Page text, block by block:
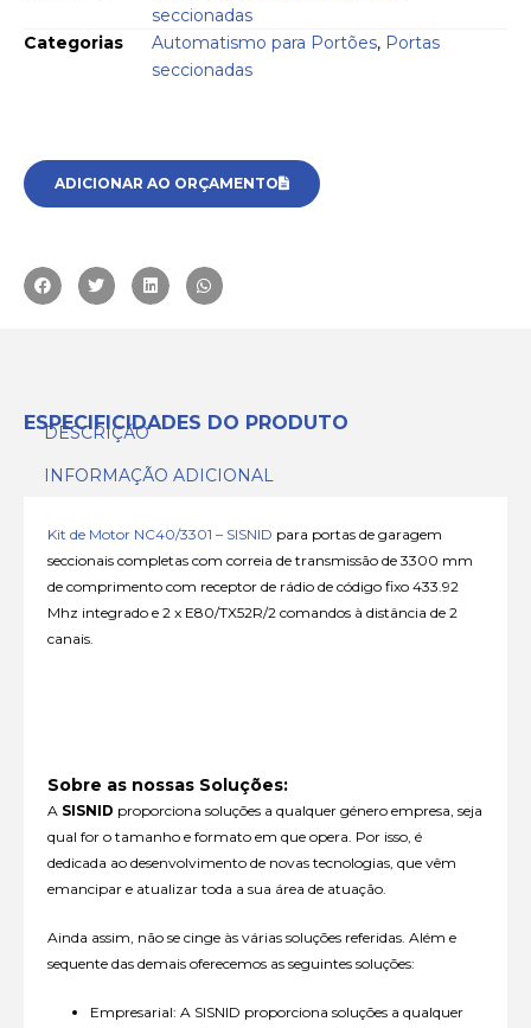
seccionadas
Categorias
Automatismo para Portões, Portas
seccionadas
ADICIONAR AO ORÇAMENTO
ESPECIFICIDADES DO PRODUTO
DESCRIÇÃO
INFORMAÇÃO ADICIONAL
Kit de Motor NC40/3301 – SISNID para portas de garagem
seccionais completas com correia de transmissão de 3300 mm
de comprimento com receptor de rádio de código fixo 433.92
Mhz integrado e 2 x E80/TX52R/2 comandos à distância de 2
canais.
Sobre as nossas Soluções:
A SISNID proporciona soluções a qualquer género empresa, seja
qual for o tamanho e formato em que opera. Por isso, é
dedicada ao desenvolvimento de novas tecnologias, que vêm
emancipar e atualizar toda a sua área de atuação.
Ainda assim, não se cinge às várias soluções referidas. Além e
sequente das demais oferecemos as seguintes soluções:
Empresarial: A SISNID proporciona soluções a qualquer